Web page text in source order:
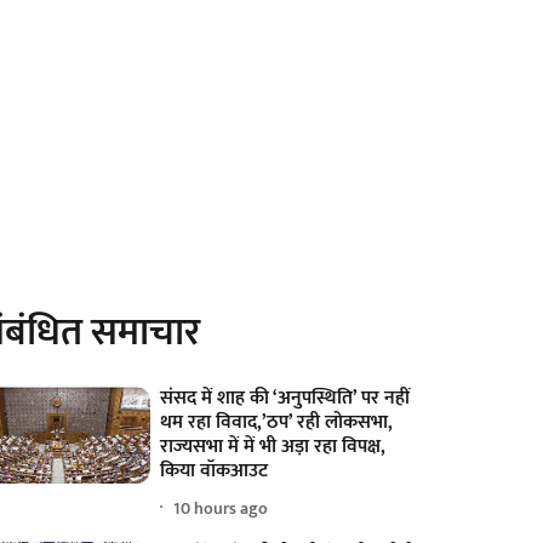
समाचार
संसद में शाह की ‘अनुपस्थिति’ पर नहीं
थम रहा विवाद,’ठप’ रही लोकसभा,
राज्यसभा में में भी अड़ा रहा विपक्ष,
किया वॉकआउट
10 hours ago